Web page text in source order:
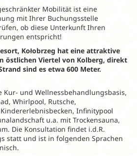
Mobilität ist eine
mit Ihrer Buchungsstelle
ob diese Unterkunft Ihren
entspricht!
Kołobrzeg hat eine attraktive
östlichen Viertel von Kolberg, direkt
sind es etwa 600 Meter.
Kur- und Wellnessbehandlungsbasis,
Whirlpool, Rutsche,
Infinitypool
u.a. mit Trockensauna,
Die Konsultation findet i.d.R.
statt und ist in folgenden Sprachen